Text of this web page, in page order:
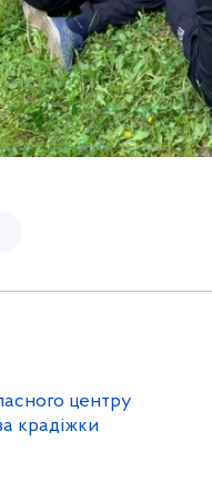
центру
крадіжки